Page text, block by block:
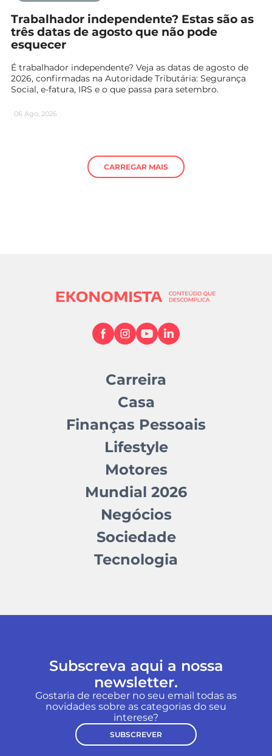
Trabalhador independente? Estas são as
três datas de agosto que não pode
esquecer
É trabalhador independente? Veja as datas de agosto de
2026, confirmadas na Autoridade Tributária: Segurança
Social, e-fatura, IRS e o que passa para setembro.
06 Ago, 2026
CARREGAR MAIS
Carreira
Casa
Finanças Pessoais
Lifestyle
Motores
Mundial 2026
Negócios
Sociedade
Tecnologia
Subscreva aqui a nossa
newsletter.
Gostaria de receber no seu email todas as
novidades sobre as categorias do seu
interese?
SUBSCREVER